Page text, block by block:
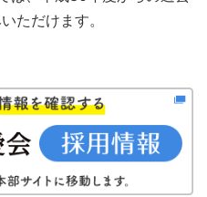
ただけます。